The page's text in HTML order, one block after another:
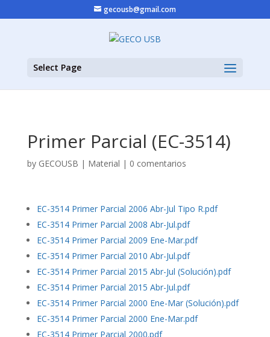
gecousb@gmail.com
Select Page
Primer Parcial (EC-3514)
by GECOUSB | Material | 0 comentarios
EC-3514 Primer Parcial 2006 Abr-Jul Tipo R.pdf
EC-3514 Primer Parcial 2008 Abr-Jul.pdf
EC-3514 Primer Parcial 2009 Ene-Mar.pdf
EC-3514 Primer Parcial 2010 Abr-Jul.pdf
EC-3514 Primer Parcial 2015 Abr-Jul (Solución).pdf
EC-3514 Primer Parcial 2015 Abr-Jul.pdf
EC-3514 Primer Parcial 2000 Ene-Mar (Solución).pdf
EC-3514 Primer Parcial 2000 Ene-Mar.pdf
EC-3514 Primer Parcial 2000.pdf